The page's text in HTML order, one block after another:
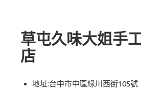
草屯久味大姐手
店
地址:台中市中區綠川西街105號